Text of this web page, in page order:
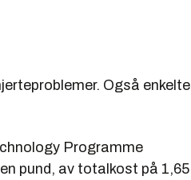
Også enkelte
Programme
pund, av totalkost på 1,65